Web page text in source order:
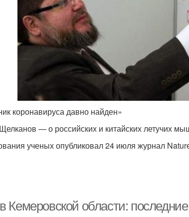
коронавируса давно найден»
— о российских и китайских летучих
ученых опубликовал 24 июля журнал
Кемеровской области: